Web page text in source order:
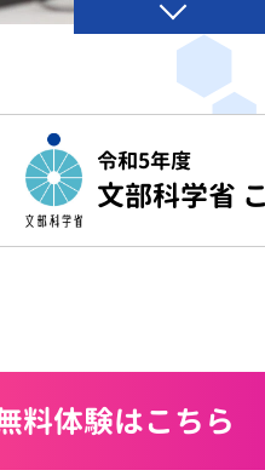
令和5年度
文部科学省
料体験はこちら